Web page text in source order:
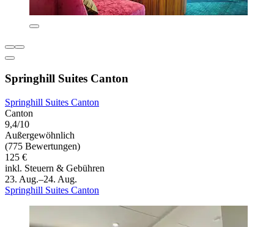
Springhill Suites Canton
Springhill Suites Canton
Canton
9,4/10
Außergewöhnlich
(775 Bewertungen)
125 €
inkl. Steuern & Gebühren
23. Aug.–24. Aug.
Springhill Suites Canton